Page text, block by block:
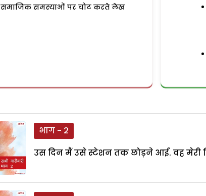
समाजिक समस्याओं पर चोट करते लेख
भाग - 2
उस दिन मैं उसे स्टेशन तक छोड़ने आई. वह मेरी